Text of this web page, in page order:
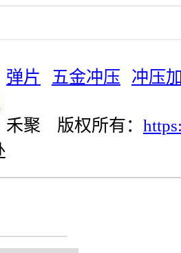
弹片 五金冲压
冲压
禾聚 版权所有：